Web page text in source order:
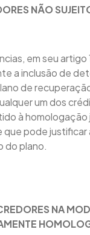
NÃO
em seu artigo
a inclusão de
de
um dos
à homologação
que pode justificar
do plano.
NA